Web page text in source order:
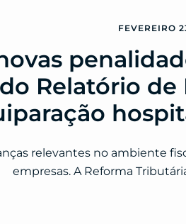
FEVEREIRO
Relatório de
relevantes no ambiente
empresas. A Reforma